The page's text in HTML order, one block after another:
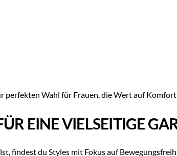
perfekten Wahl für Frauen, die Wert auf
EINE VIELSEITIGE
findest du Styles mit Fokus auf